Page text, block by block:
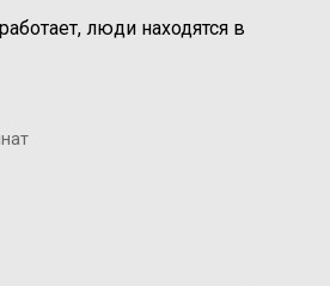
люди находятся в